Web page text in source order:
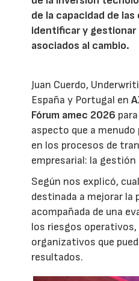
de la capacidad de
identificar y gestionar
asociados al cambio.
Juan Cuerdo,
España y Portugal en
Fórum amec 2026
aspecto que a menudo
en los procesos de
empresarial: la gestión
Según nos explicó,
destinada a mejorar la
acompañada de una
los riesgos
organizativos que
resultados.